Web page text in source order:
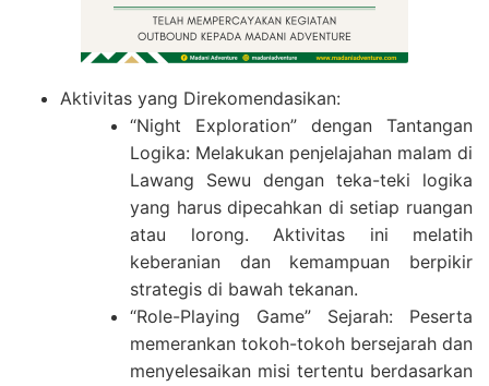
Aktivitas yang Direkomendasikan:
“Night Exploration” dengan Tantangan
Logika: Melakukan penjelajahan malam di
Lawang Sewu dengan teka-teki logika
yang harus dipecahkan di setiap ruangan
atau lorong. Aktivitas ini melatih
keberanian dan kemampuan berpikir
strategis di bawah tekanan.
“Role-Playing Game” Sejarah: Peserta
memerankan tokoh-tokoh bersejarah dan
menyelesaikan misi tertentu berdasarkan